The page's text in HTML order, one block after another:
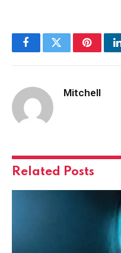
FacebookTwitter
Mitchell
Related Posts